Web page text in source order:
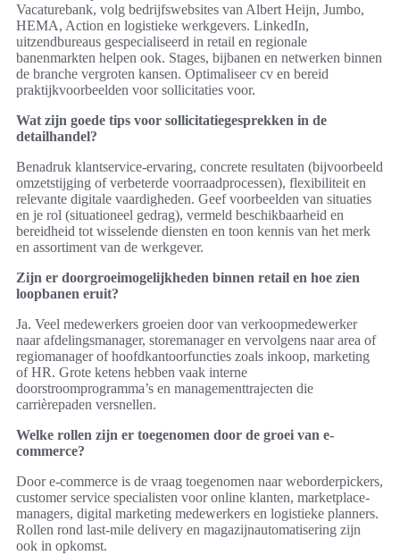
Vacaturebank, volg bedrijfswebsites van Albert Heijn, Jumbo,
HEMA, Action en logistieke werkgevers. LinkedIn,
uitzendbureaus gespecialiseerd in retail en regionale
banenmarkten helpen ook. Stages, bijbanen en netwerken binnen
de branche vergroten kansen. Optimaliseer cv en bereid
praktijkvoorbeelden voor sollicitaties voor.
Wat zijn goede tips voor sollicitatiegesprekken in de
detailhandel?
Benadruk klantservice-ervaring, concrete resultaten (bijvoorbeeld
omzetstijging of verbeterde voorraadprocessen), flexibiliteit en
relevante digitale vaardigheden. Geef voorbeelden van situaties
en je rol (situationeel gedrag), vermeld beschikbaarheid en
bereidheid tot wisselende diensten en toon kennis van het merk
en assortiment van de werkgever.
Zijn er doorgroeimogelijkheden binnen retail en hoe zien
loopbanen eruit?
Ja. Veel medewerkers groeien door van verkoopmedewerker
naar afdelingsmanager, storemanager en vervolgens naar area of
regiomanager of hoofdkantoorfuncties zoals inkoop, marketing
of HR. Grote ketens hebben vaak interne
doorstroomprogramma’s en managementtrajecten die
carrièrepaden versnellen.
Welke rollen zijn er toegenomen door de groei van e-
commerce?
Door e-commerce is de vraag toegenomen naar weborderpickers,
customer service specialisten voor online klanten, marketplace-
managers, digital marketing medewerkers en logistieke planners.
Rollen rond last-mile delivery en magazijnautomatisering zijn
ook in opkomst.